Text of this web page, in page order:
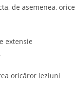
de asemenea, orice
extensie
oricăror leziuni